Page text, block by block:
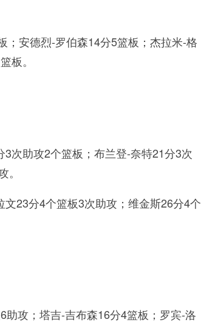
；安德烈-罗伯森14分5篮板；杰拉米-格
板。
次助攻2个篮板；布兰登-奈特21分3次
23分4个篮板3次助攻；维金斯26分4个
攻；塔吉-吉布森16分4篮板；罗宾-洛